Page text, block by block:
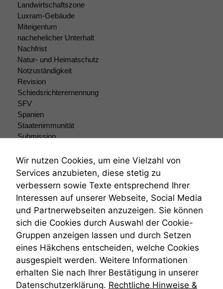
Landwirtschaftszone
Luxram-Gebäude
Miteigentum
nachehelicher Unterhalt
Nachfrist
Natur- und Heimatschutz
Notzuständigkeit
Revision
Schiedsrichterernennung
SFV
Spanien
Staatenimmunität
Submission
Teilungsklage
Venezuela
VRK
Wiederherstellungsanordnung
Zivilprozessordnung
ZPO
Zustellfiktion
Zuständigkeit
Öffentliches Personalrecht
Öffentlichkeitsprinzip
Wir nutzen Cookies, um eine Vielzahl von
Services anzubieten, diese stetig zu
verbessern sowie Texte entsprechend Ihrer
Interessen auf unserer Webseite, Social Media
und Partnerwebseiten anzuzeigen. Sie können
sich die Cookies durch Auswahl der Cookie-
Gruppen anzeigen lassen und durch Setzen
eines Häkchens entscheiden, welche Cookies
ausgespielt werden. Weitere Informationen
erhalten Sie nach Ihrer Bestätigung in unserer
Datenschutzerklärung. Rechtliche Hinweise &
Website nicht
funktionieren.
Marketing
Wir speichern
anonyme Daten ab,
um interne
marketingtechnische
Auswertungen
durchführen zu
können. Diese helfen
uns, unsere Website
zu verbessern.